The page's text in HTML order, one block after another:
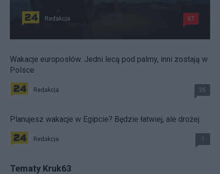
Redakcja 67
Wakacje europosłów. Jedni lecą pod palmy, inni zostają w
Polsce
Redakcja 35
Planujesz wakacje w Egipcie? Będzie łatwiej, ale drożej
Redakcja 1
Tematy Kruk63